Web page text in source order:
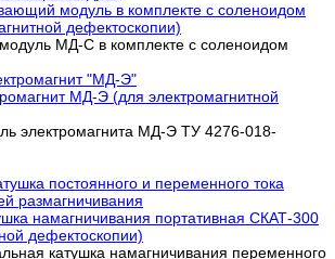
модуль в комплекте с соленоидом
дефектоскопии)
МД-С в комплекте с соленоидом
МД-Э (для электромагнитной
электромагнита МД-Э ТУ 4276-018-
намагничивания портативная СКАТ-300
дефектоскопии)
катушка намагничивания переменного